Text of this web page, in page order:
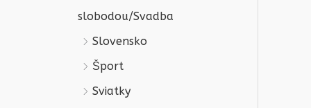
slobodou/Svadba
Slovensko
Šport
Sviatky